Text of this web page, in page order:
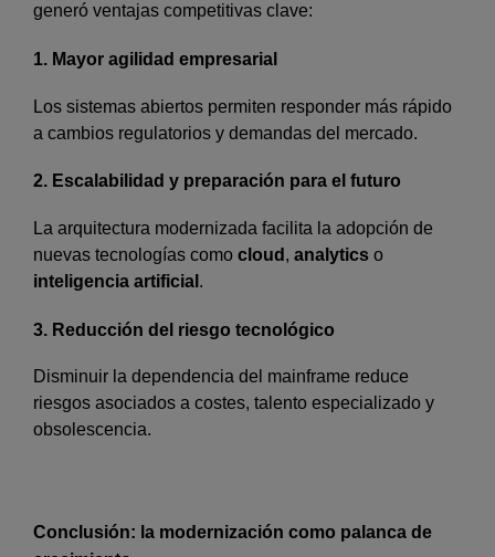
generó ventajas competitivas clave:
1. Mayor agilidad empresarial
Los sistemas abiertos permiten responder más rápido
a cambios regulatorios y demandas del mercado.
2. Escalabilidad y preparación para el futuro
La arquitectura modernizada facilita la adopción de
nuevas tecnologías como cloud , analytics o
inteligencia artificial .
3. Reducción del riesgo tecnológico
Disminuir la dependencia del mainframe reduce
riesgos asociados a costes, talento especializado y
obsolescencia.
Conclusión: la modernización como palanca de